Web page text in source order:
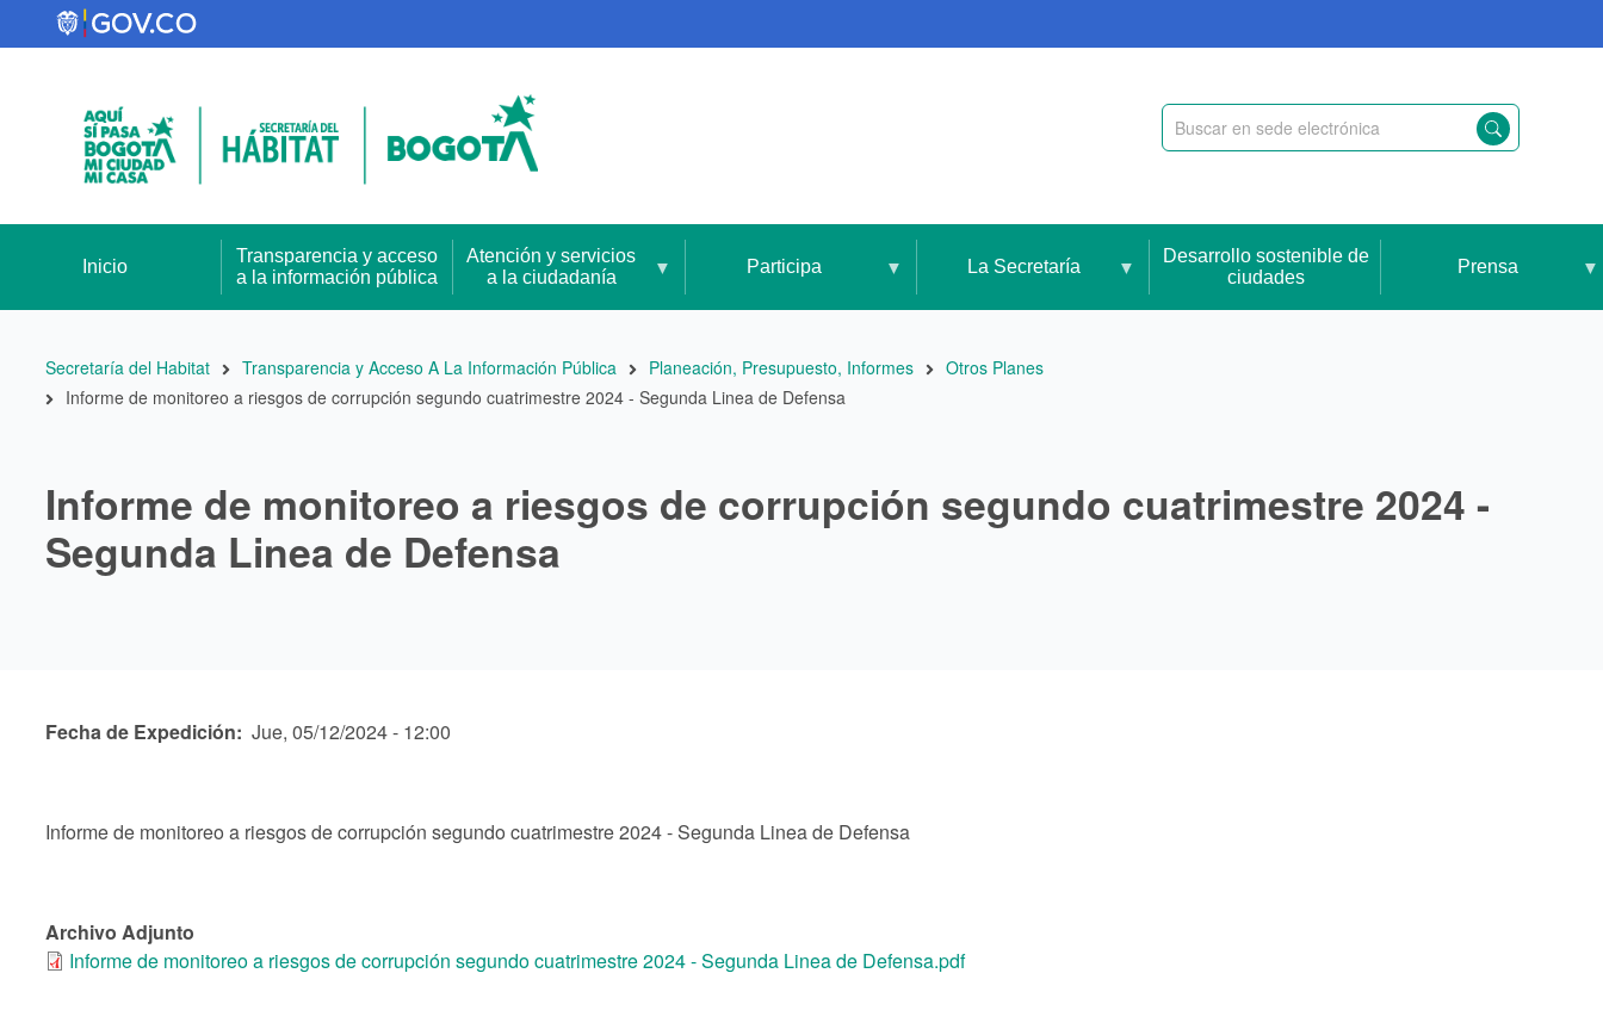
al
Inicio
Transparencia y acceso
a la información pública
Atención y servicios
a la ciudadanía
Participa La Secretaría
Desarrollo sostenible de
ciudades
Prensa
Ruta
de
Secretaría del Habitat Transparencia y Acceso A La Información Pública Planeación, Presupuesto, Informes
Otros Planes
Informe de monitoreo a riesgos de corrupción segundo cuatrimestre 2024 - Segunda Linea de Defensa
Informe de monitoreo a riesgos de corrupción segundo cuatrimestre 2024 -
Segunda Linea de Defensa
Fecha de Expedición Jue, 05/12/2024 - 12:00
Informe de monitoreo a riesgos de corrupción segundo cuatrimestre 2024 - Segunda Linea de Defensa
Archivo Adjunto
Informe de monitoreo a riesgos de corrupción segundo cuatrimestre 2024 - Segunda Linea de Defensa.pdf